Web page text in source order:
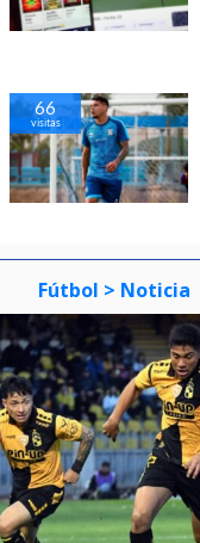
66
visitas
Fútbol > Noticia